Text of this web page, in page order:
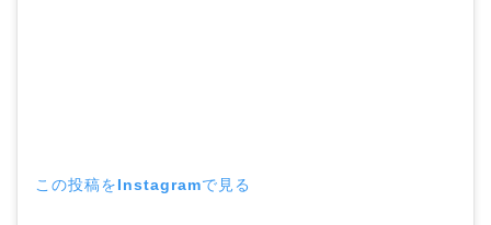
この投稿をInstagramで見る